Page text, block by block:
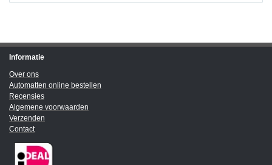
Informatie
Over ons
Automatten online bestellen
Recensies
Algemene voorwaarden
Verzenden
Contact